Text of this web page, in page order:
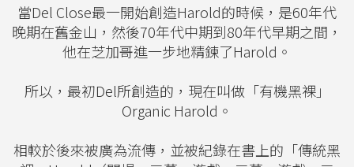
當Del Close最一開始創造Harold的時候，是60年代
晚期在舊金山，然後70年代中期到80年代早期之間，
他在芝加哥進一步地精鍊了Harold。
所以，最初Del所創造的，現在叫做「有機黑裸」
Organic Harold。
相較於後來被廣為流傳，並被紀錄在書上的「傳統黑